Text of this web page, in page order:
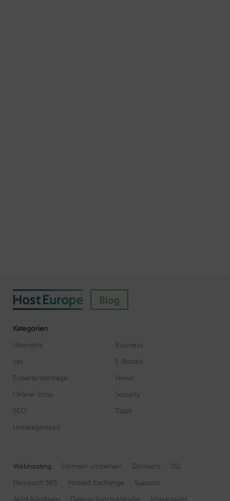
Blog
Kategorien
Übersicht
Business
css
E-Books
Expertenbeiträge
News
Online-Shop
Security
SEO
Tipps
Uncategorized
Webhosting Domain umziehen Domains
SSL
Microsoft 365
Hosted Exchange
Support
Jetzt kündigen
Datenschutzerklärung Impressum